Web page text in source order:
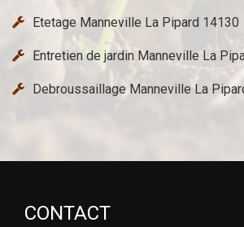
Etetage Manneville La Pipard 14130
Entretien de jardin Manneville La
Debroussaillage Manneville La
CONTACT